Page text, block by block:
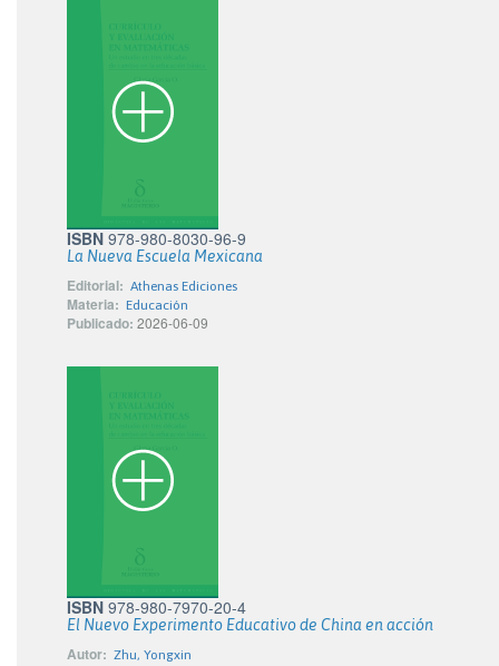
ISBN 978-980-8030-96-9
La Nueva Escuela Mexicana
Editorial: Athenas Ediciones
Materia: Educación
Publicado: 2026-06-09
ISBN 978-980-7970-20-4
El Nuevo Experimento Educativo de China en acción
Autor: Zhu, Yongxin